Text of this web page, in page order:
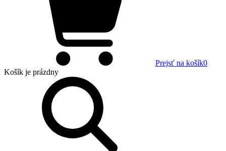
Prejsť na košík0
Košík je prázdny